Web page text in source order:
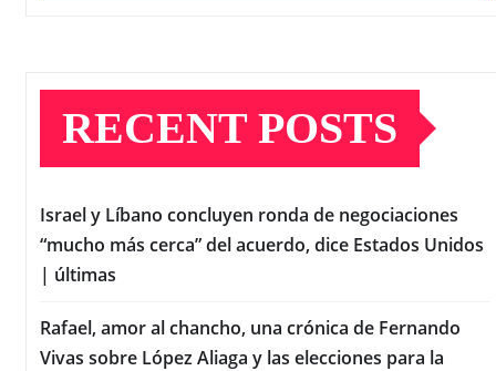
RECENT POSTS
Israel y Líbano concluyen ronda de negociaciones
“mucho más cerca” del acuerdo, dice Estados Unidos
| últimas
Rafael, amor al chancho, una crónica de Fernando
Vivas sobre López Aliaga y las elecciones para la